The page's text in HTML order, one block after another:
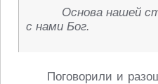
Основа нашей
с нами Бог.
Поговорили и